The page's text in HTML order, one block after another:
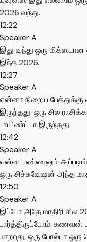
2026 வந்து.
12:22
Speaker A
இது வந்து ஒரு
இந்த 2026.
12:27
Speaker A
ஏன்னா நிறைய பேத்துக்கு
இருந்தது. ஒரு சில
பாயிண்ட்டா இருந்தது.
12:42
Speaker A
என்ன பண்ணனும்
ஒரு சிச்சுவேஷன் அந்த
12:50
Speaker A
இப்போ அதே மாதிரி சில
பார்த்திருப்போம். கணவன்
மாறறது, ஒரு போல்டா ஒரு